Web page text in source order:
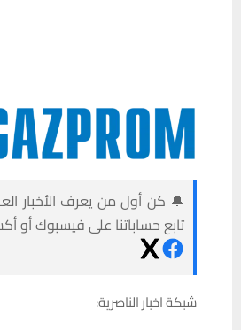
🔔 كن أول من يعرف الأخبار
تابع حساباتنا على فيسبوك أو
شبكة اخبار الناصرية: